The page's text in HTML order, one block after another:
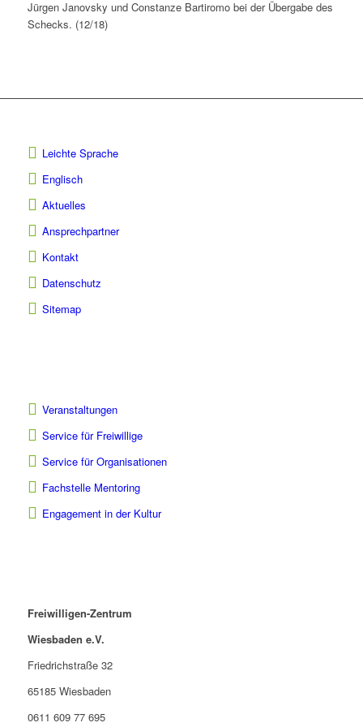
Jürgen Janovsky und Constanze Bartiromo bei der Übergabe des
Schecks. (12/18)
Leichte Sprache
Englisch
Aktuelles
Ansprechpartner
Kontakt
Datenschutz
Sitemap
Veranstaltungen
Service für Freiwillige
Service für Organisationen
Fachstelle Mentoring
Engagement in der Kultur
Freiwilligen-Zentrum
Wiesbaden e.V.
Friedrichstraße 32
65185 Wiesbaden
0611 609 77 695